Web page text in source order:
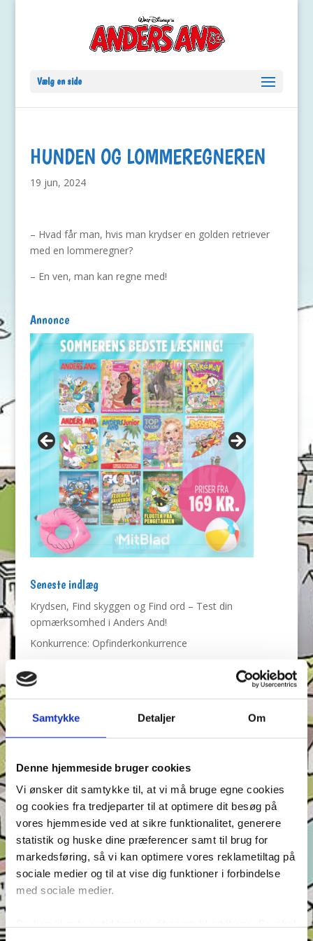
Samtykke Detaljer Om
Denne hjemmeside bruger cookies
Vi ønsker dit samtykke til, at vi må bruge egne cookies
og cookies fra tredjeparter til at optimere dit besøg på
vores hjemmeside ved at sikre funktionalitet, generere
statistik og huske dine præferencer samt til brug for
markedsføring, så vi kan optimere vores reklametiltag på
sociale medier og til at vise dig funktioner i forbindelse
med sociale medier.
Vælg en side
HUNDEN OG LOMMEREGNEREN
19 jun, 2024
– Hvad får man, hvis man krydser en golden retriever
med en lommeregner?
– En ven, man kan regne med!
Annonce
Seneste indlæg
Krydsen, Find skyggen og Find ord – Test din
opmærksomhed i Anders And!
Konkurrence: Opfinderkonkurrence
And!
Find ord, Labyrint & Find 7 fejl – Test din
opmærksomhed i Anders And!
Find ord, Labyrint & Find 7 fejl – Test din
Tags
Andeby Andeby Posten Anders And
Anders And Co.
Anders Vildand
Bjørne-banden
Carl Barks
Dagens vittigheder
Don Rosa Du Gådeste
Fedtmule
Figurer
IRL Joakim von And
Læselyst